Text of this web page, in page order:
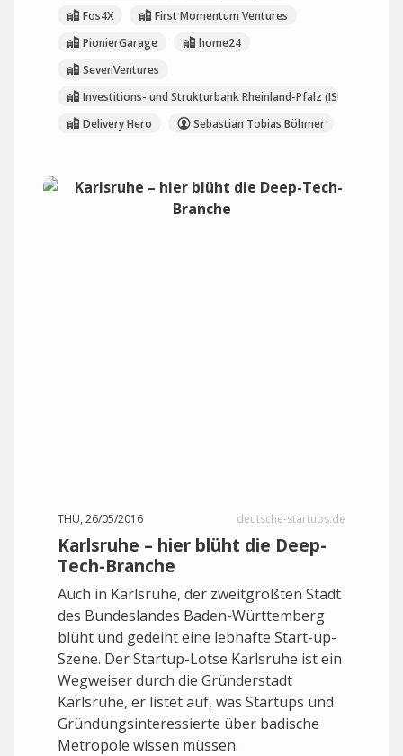
Fos4X
First Momentum Ventures
PionierGarage
home24
SevenVentures
Investitions- und Strukturbank Rheinland-Pfalz (ISB)
Delivery Hero
Sebastian Tobias Böhmer
THU, 26/05/2016 deutsche-startups.de
Karlsruhe – hier blüht die Deep-
Tech-Branche
Auch in Karlsruhe, der zweitgrößten Stadt
des Bundeslandes Baden-Württemberg
blüht und gedeiht eine lebhafte Start-up-
Szene. Der Startup-Lotse Karlsruhe ist ein
Wegweiser durch die Gründerstadt
Karlsruhe, er listet auf, was Startups und
Gründungsinteressierte über badische
Metropole wissen müssen.